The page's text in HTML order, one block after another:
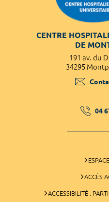
CENTRE
DE
191 av. du
34295
04
ACCÈS
ACCESSIBILITÉ :